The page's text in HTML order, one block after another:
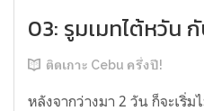
03: รูมเมทไต้หวัน
ติดเกาะ Cebu ครึ่งปี!
หลังจากว่างมา 2 วัน ก็จะเริ่ม